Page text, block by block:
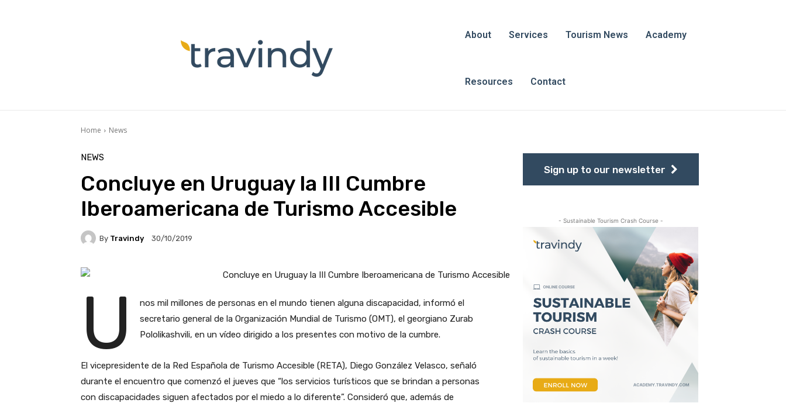
About Services Tourism News Academy
Resources Contact
Home News
NEWS
Concluye en Uruguay la III Cumbre
Iberoamericana de Turismo Accesible
By Travindy 30/10/2019
U
nos mil millones de personas en el mundo tienen alguna discapacidad, informó el
secretario general de la Organización Mundial de Turismo (OMT), el georgiano Zurab
Pololikashvili, en un vídeo dirigido a los presentes con motivo de la cumbre.
El vicepresidente de la Red Española de Turismo Accesible (RETA), Diego González Velasco, señaló
durante el encuentro que comenzó el jueves que “los servicios turísticos que se brindan a personas
con discapacidades siguen afectados por el miedo a lo diferente”. Consideró que, además de
Sign up to our newsletter
- Sustainable Tourism Crash Course -